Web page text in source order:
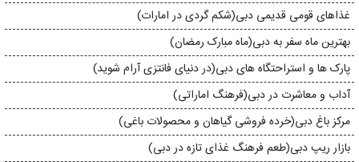
غذاهای قومی قدیمی دبی(شکم گردی در امارات)
بهترین ماه سفر به دبی(ماه مبارک رمضان)
پارک ها و استراحتگاه های دبی(در دنیای فانتزی آرام شوید)
آداب و معاشرت در دبی(فرهنگ اماراتی)
مرکز باغ دبی(خرده فروشی گیاهان و محصولات باغی)
بازار ریپ دبی(طعم فرهنگ غذای تازه در دبی)